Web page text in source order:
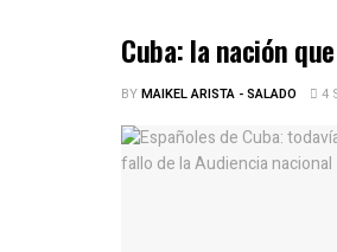
Cuba: la nación
BYMAIKEL ARISTA - SALADO 4